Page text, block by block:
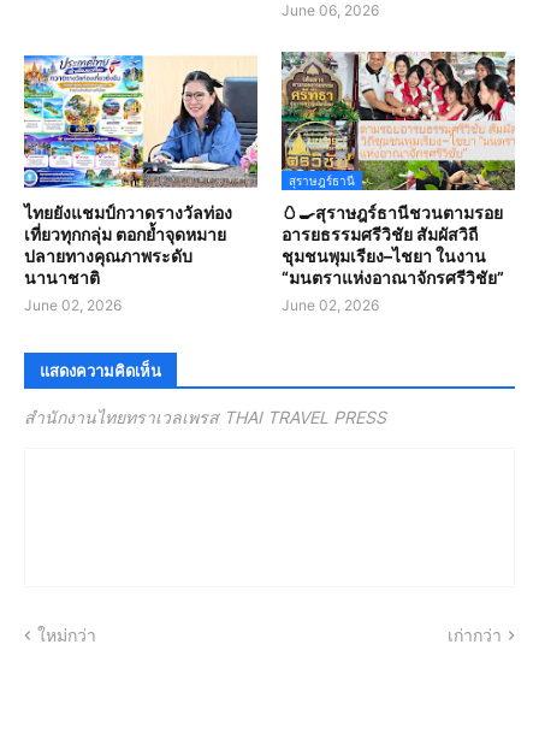
June 06, 2026
ไทยยังแชมป์กวาดรางวัลท่อง
เที่ยวทุกกลุ่ม ตอกย้ำจุดหมาย
ปลายทางคุณภาพระดับ
นานาชาติ
June 02, 2026
สุราษฎร์ธานี
🥚🍳สุราษฎร์ธานีชวนตามรอย
อารยธรรมศรีวิชัย สัมผัสวิถี
ชุมชนพุมเรียง–ไชยา ในงาน
“มนตราแห่งอาณาจักรศรีวิชัย”
June 02, 2026
แสดงความคิดเห็น
สำนักงานไทยทราเวลเพรส THAI TRAVEL PRESS
ใหม่กว่า เก่ากว่า